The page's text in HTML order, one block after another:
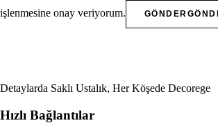
işlenmesine onay veriyorum.
GÖNDER
Detaylarda Saklı Ustalık, Her Köşede Decorege
Hızlı Bağlantılar